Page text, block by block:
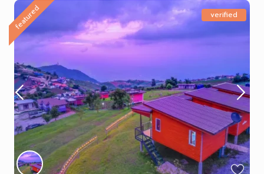
featured verified